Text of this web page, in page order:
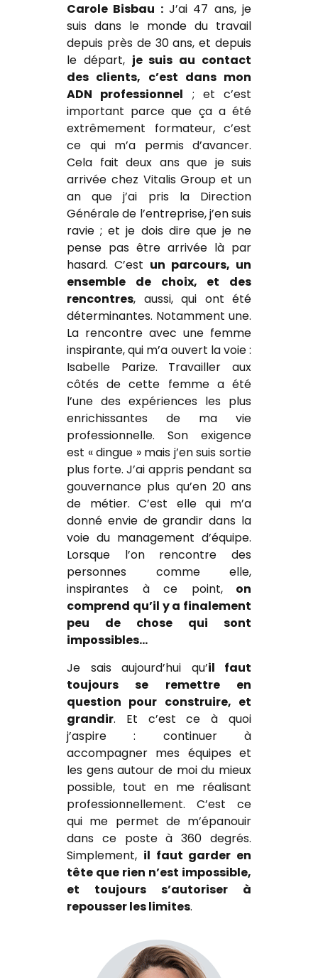
Carole Bisbau :J’ai 47 ans, je
suis dans le monde du travail
depuis près de 30 ans, et depuis
le départ, je suis au contact
des clients, c’est dans mon
ADN professionnel ; et c’est
important parce que ça a été
extrêmement formateur, c’est
ce qui m’a permis d’avancer.
Cela fait deux ans que je suis
arrivée chez Vitalis Group et un
an que j’ai pris la Direction
Générale de l’entreprise, j’en suis
ravie ; et je dois dire que je ne
pense pas être arrivée là par
hasard. C’est un parcours, un
ensemble de choix, et des
rencontres, aussi, qui ont été
déterminantes. Notamment une.
La rencontre avec une femme
inspirante, qui m’a ouvert la voie :
Isabelle Parize. Travailler aux
côtés de cette femme a été
l’une des expériences les plus
enrichissantes de ma vie
professionnelle. Son exigence
est « dingue » mais j’en suis sortie
plus forte. J’ai appris pendant sa
gouvernance plus qu’en 20 ans
de métier. C’est elle qui m’a
donné envie de grandir dans la
voie du management d’équipe.
Lorsque l’on rencontre des
personnes comme elle,
inspirantes à ce point,on
comprend qu’il y a finalement
peu de chose qui sont
impossibles…
Je sais aujourd’hui qu’il faut
toujours se remettre en
question pour construire, et
grandir. Et c’est ce à quoi
j’aspire : continuer à
accompagner mes équipes et
les gens autour de moi du mieux
possible, tout en me réalisant
professionnellement. C’est ce
qui me permet de m’épanouir
dans ce poste à 360 degrés.
Simplement, il faut garder en
tête que rien n’est impossible,
et toujours s’autoriser à
repousser les limites.